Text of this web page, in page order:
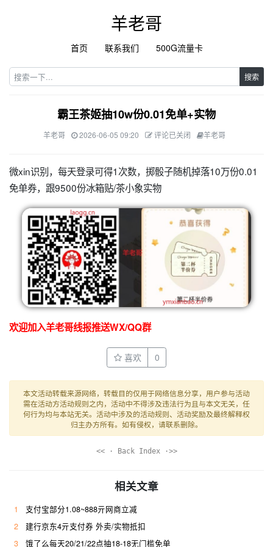
羊老哥
首页 联系我们 500G流量卡
搜索
霸王茶姬抽10w份0.01免单+实物
羊老哥 2026-06-05 09:20 评论已关闭 羊老哥
微xin识别，每天登录可得1次数，掷骰子随机掉落10万份0.01
免单券，跟9500份冰箱贴/茶小象实物
欢迎加入羊老哥线报推送WX/QQ群
喜欢 0
本文活动转载来源网络，转载目的仅用于网络信息分享，用户参与活动
需在活动方活动规则之内，活动中不得涉及违法行为且与本文无关，任
何行为均与本站无关。活动中涉及的活动规则、活动奖励及最终解释权
归主办方所有。如有侵权，请联系删除。
<< · Back Index ·>>
相关文章
1
支付宝部分1.08~888亓网商立减
2
建行京东4亓支付券 外卖/实物抵扣
3
饿了么每天20/21/22点抽18-18无门槛免单